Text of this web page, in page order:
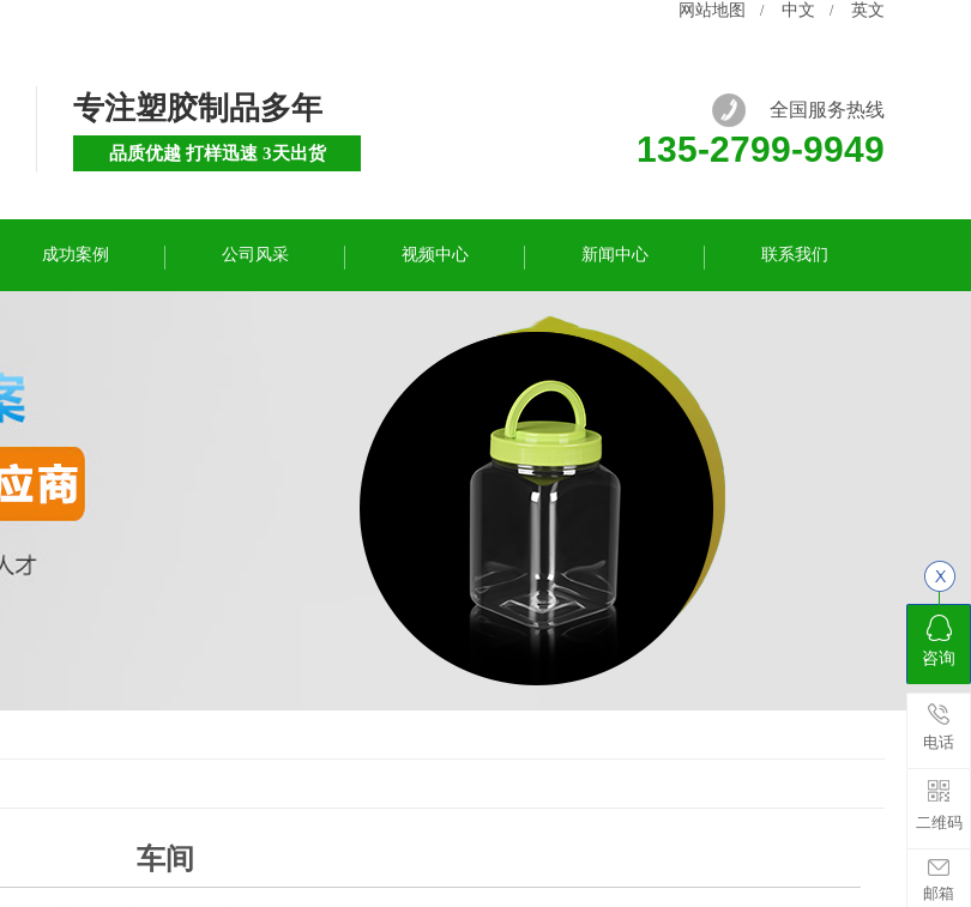
网站地图 / 中文 / 英文
专注塑胶制品多年
品质优越 打样迅速 3天出货
全国服务热线
135-2799-9949
成功案例 公司风采 视频中心 新闻中心 联系我们
车间
咨询
电话
二维码
邮箱